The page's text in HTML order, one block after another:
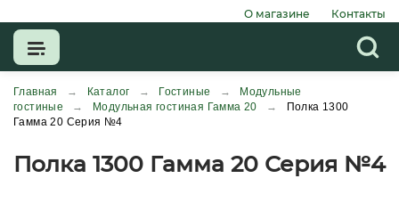
О магазине Контакты
Главная → Каталог → Гостиные →
Модульные
гостиные → Модульная гостиная Гамма 20 →
Полка 1300
Гамма 20 Серия №4
Полка 1300 Гамма 20 Серия №4